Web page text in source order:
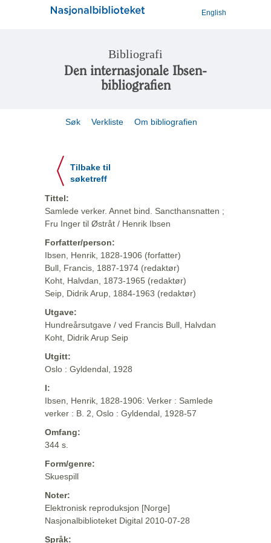
English
Bibliografi
Den internasjonale Ibsen-
bibliografien
Søk Verkliste Om bibliografien
Tilbake til
søketreff
Tittel:
Samlede verker. Annet bind. Sancthansnatten ;
Fru Inger til Østråt / Henrik Ibsen
Forfatter/person:
Ibsen, Henrik, 1828-1906 (forfatter)
Bull, Francis, 1887-1974 (redaktør)
Koht, Halvdan, 1873-1965 (redaktør)
Seip, Didrik Arup, 1884-1963 (redaktør)
Utgave:
Hundreårsutgave / ved Francis Bull, Halvdan
Koht, Didrik Arup Seip
Utgitt:
Oslo : Gyldendal, 1928
I:
Ibsen, Henrik, 1828-1906: Verker : Samlede
verker : B. 2, Oslo : Gyldendal, 1928-57
Omfang:
344 s.
Form/genre:
Skuespill
Noter:
Elektronisk reproduksjon [Norge]
Nasjonalbiblioteket Digital 2010-07-28
Språk: